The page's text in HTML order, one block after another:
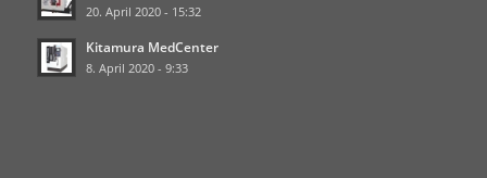
20. April 2020 - 15:32
Kitamura MedCenter
8. April 2020 - 9:33